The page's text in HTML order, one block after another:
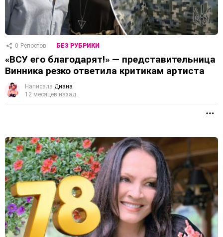
0 Репостов БЕЗ РУБРИКИ
«ВСУ его благодарят!» — представительница
Винника резко ответила критикам артиста
Написала Диана
12 месяцев назад